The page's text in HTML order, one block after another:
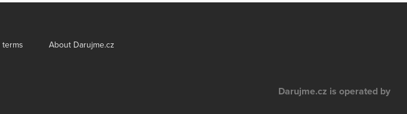
terms About Darujme.cz
Darujme.cz is operated by